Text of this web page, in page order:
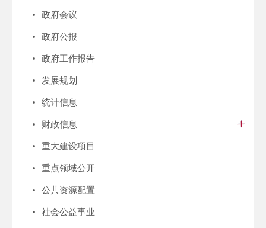
政府会议
政府公报
政府工作报告
发展规划
统计信息
财政信息
重大建设项目
重点领域公开
公共资源配置
社会公益事业